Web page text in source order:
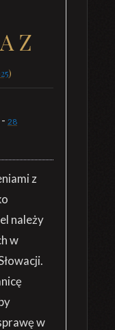
Z
)
- 28
z
należy
w
w